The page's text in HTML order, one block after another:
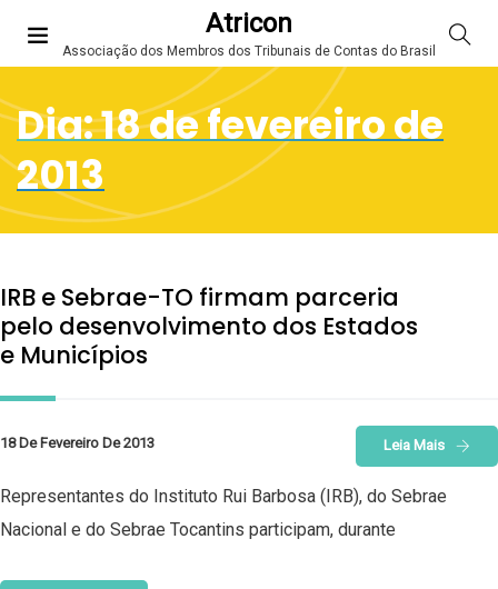
Atricon
Associação dos Membros dos Tribunais de Contas do Brasil
Dia:18 de fevereiro de
2013
IRB e Sebrae-TO firmam parceria
pelo desenvolvimento dos Estados
e Municípios
18 De Fevereiro De 2013 Leia Mais
Representantes do Instituto Rui Barbosa (IRB), do Sebrae
Nacional e do Sebrae Tocantins participam, durante